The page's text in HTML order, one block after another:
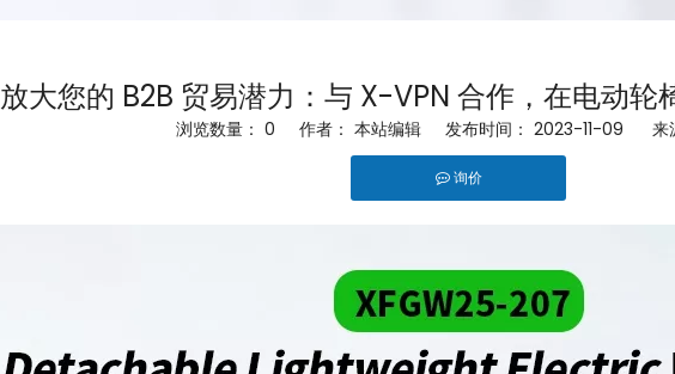
放大您的 B2B 贸易潜力：与 X-VPN 合作，在电动轮
浏览数量： 0 作者： 本站编辑 发布时间： 2023-11-09 来
询价